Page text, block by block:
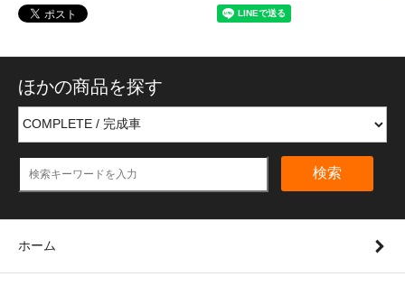
ほかの商品を探す
検索
ホーム